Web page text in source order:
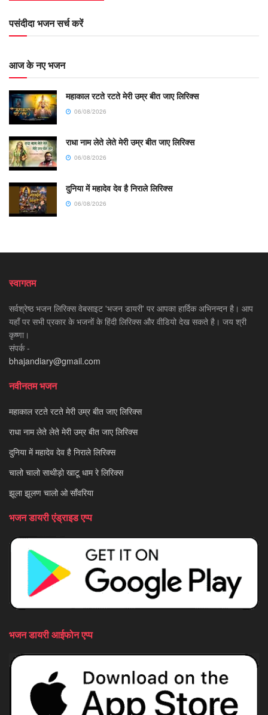
पसंदीदा भजन सर्च करें
आज के नए भजन
महाकाल रटते रटते मेरी उम्र बीत जाए लिरिक्स
06/08/2026
राधा नाम लेते लेते मेरी उम्र बीत जाए लिरिक्स
06/08/2026
दुनिया में महादेव देव है निराले लिरिक्स
06/08/2026
स्वागतम
सर्वश्रेष्ठ भजन लिरिक्स वेबसाइट 'भजन डायरी' पर आपका हार्दिक अभिनन्दन है। आप
यहाँ पर सभी प्रकार के भजनों के हिंदी लिरिक्स और वीडियो देख सकते है। जय श्री
कृष्णा।
संपर्क -
bhajandiary@gmail.com
नवीनतम भजन
महाकाल रटते रटते मेरी उम्र बीत जाए लिरिक्स
राधा नाम लेते लेते मेरी उम्र बीत जाए लिरिक्स
दुनिया में महादेव देव है निराले लिरिक्स
चालो चालो साथीड़ो खाटू धाम रे लिरिक्स
झूला झूलण चालो ओ साँवरिया
भजन डायरी एंड्राइड एप्प
भजन डायरी आईफोन एप्प